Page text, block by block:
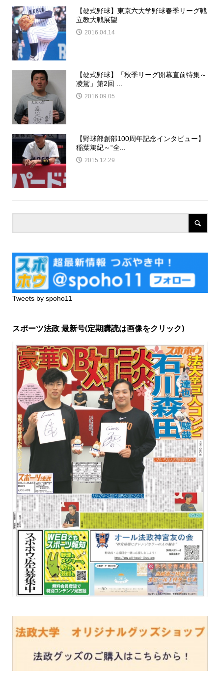
【硬式野球】東京六大学野球春季リーグ戦
立教大戦展望
2016.04.14
【硬式野球】「秋季リーグ開幕直前特集～
凌駕」第2回 ...
2016.09.05
【野球部創部100周年記念インタビュー】
稲葉篤紀～“全...
2015.12.29
Tweets by spoho11
スポーツ法政 最新号(定期購読は画像をクリック)